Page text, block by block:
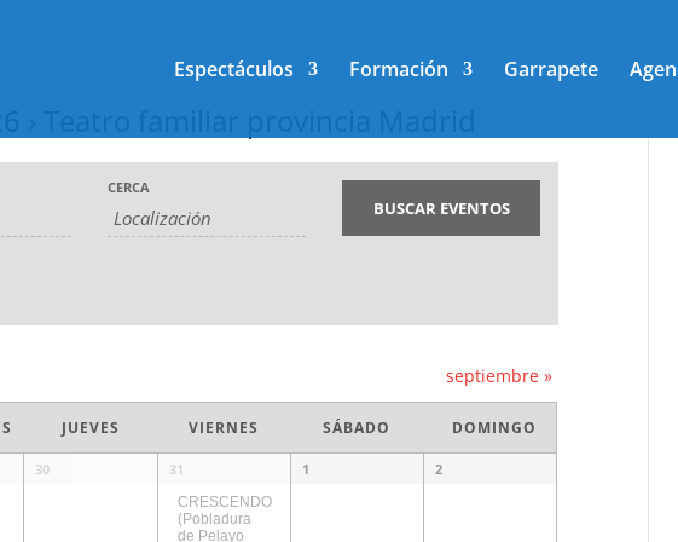
Espectáculos Formación Garrapete
CERCA
septiembre»
JUEVES VIERNES SÁBADO DOMINGO
30 31
CRESCENDO
(Pobladura
de Pelayo
1 2